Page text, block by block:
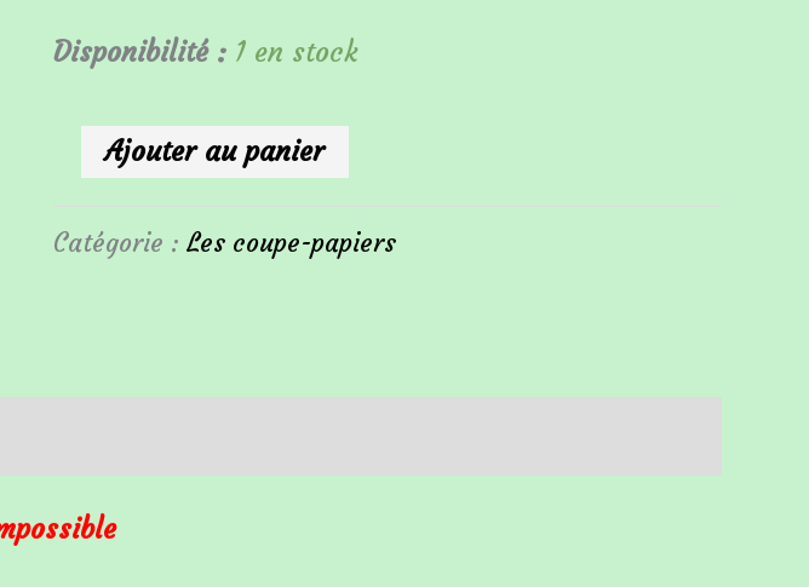
Disponibilité : 1 en stock
Ajouter au panier
Catégorie : Les coupe-papiers